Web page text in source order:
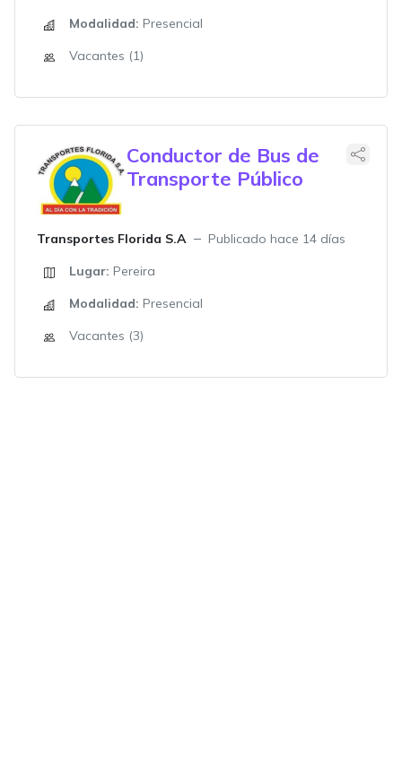
Modalidad: Presencial
Vacantes (1)
Conductor de Bus de
Transporte Público
Transportes Florida S.A
Publicado hace 14 días
Lugar: Pereira
Modalidad: Presencial
Vacantes (3)